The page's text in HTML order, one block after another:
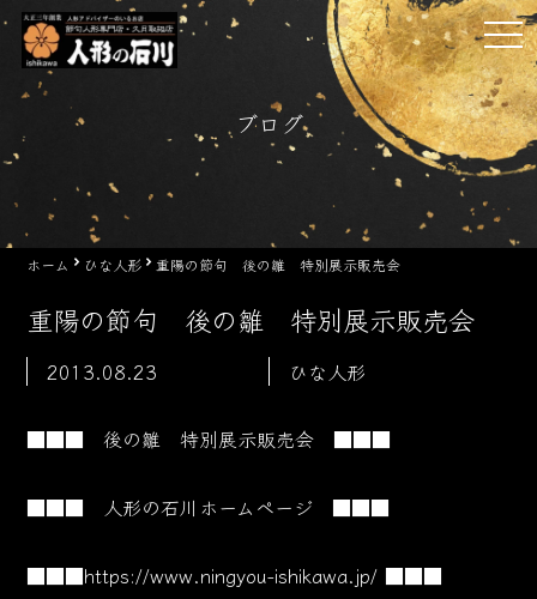
Skip
content
ブログ
ホーム ひな人形 重陽の節句 後の雛 特別展示販売会
重陽の節句 後の雛 特別展示販売会
2013.08.23 ひな人形
■■■ 後の雛 特別展示販売会 ■■■
■■■ 人形の石川ホームページ ■■■
■■■https://www.ningyou-ishikawa.jp/ ■■■